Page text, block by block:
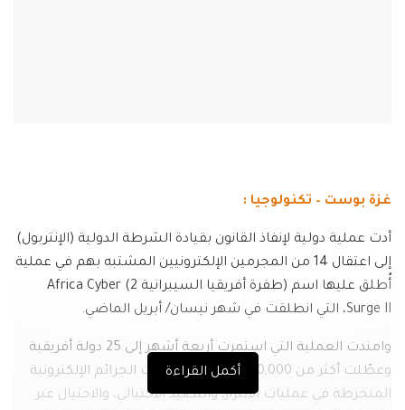
غزة بوست – تكنولوجيا :
أدت عملية دولية لإنفاذ القانون بقيادة الشرطة الدولية (الإنتربول)
إلى اعتقال 14 من المجرمين الإلكترونيين المشتبه بهم في عملية
أُطلق عليها اسم (طفرة أفريقيا السيبرانية 2) Africa Cyber
Surge II، التي انطلقت في شهر نيسان/ أبريل الماضي.
وامتدت العملية التي استمرت أربعة أشهر إلى 25 دولة أفريقية
وعطّلت أكثر من 20,000 شبكة من شبكات الجرائم الإلكترونية
المنخرطة في عمليات الابتزاز، والتصيد الاحتيالي، والاحتيال عبر
أكمل القراءة